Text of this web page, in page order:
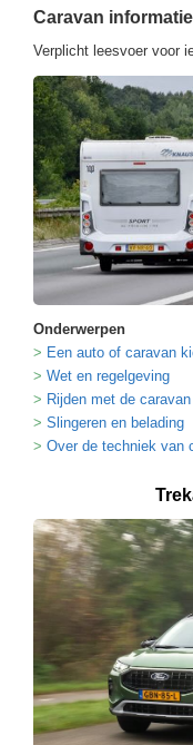
Caravan informatie
Verplicht leesvoer voor
Onderwerpen
Een auto of caravan
Wet en regelgeving
Rijden met de caravan
Slingeren en belading
Over de techniek van